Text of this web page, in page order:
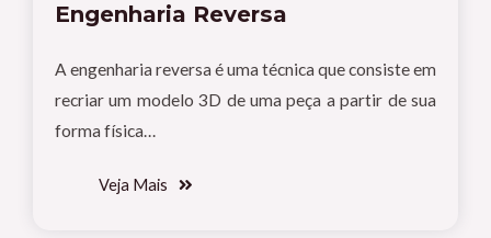
Engenharia Reversa
A engenharia reversa é uma técnica que consiste em
recriar um modelo 3D de uma peça a partir de sua
forma física…
Veja Mais